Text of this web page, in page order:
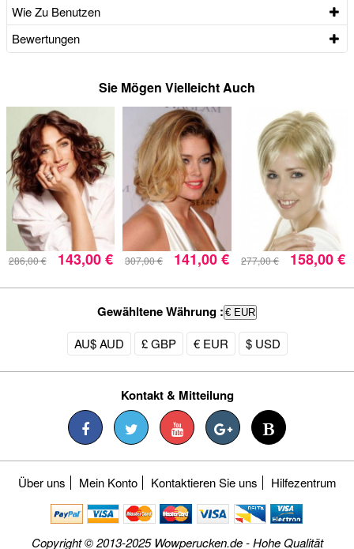
Wie Zu Benutzen
Bewertungen
Sie Mögen Vielleicht Auch
286,00 € 143,00 € 307,00 € 141,00 € 277,00 € 158,00 €
Gewähltene Währung : € EUR
AU$ AUD £ GBP € EUR $ USD
Kontakt & Mitteilung
Über uns Mein Konto Kontaktieren Sie uns Hilfezentrum
Copyright © 2013-2025 Wowperucken.de - Hohe Qualität